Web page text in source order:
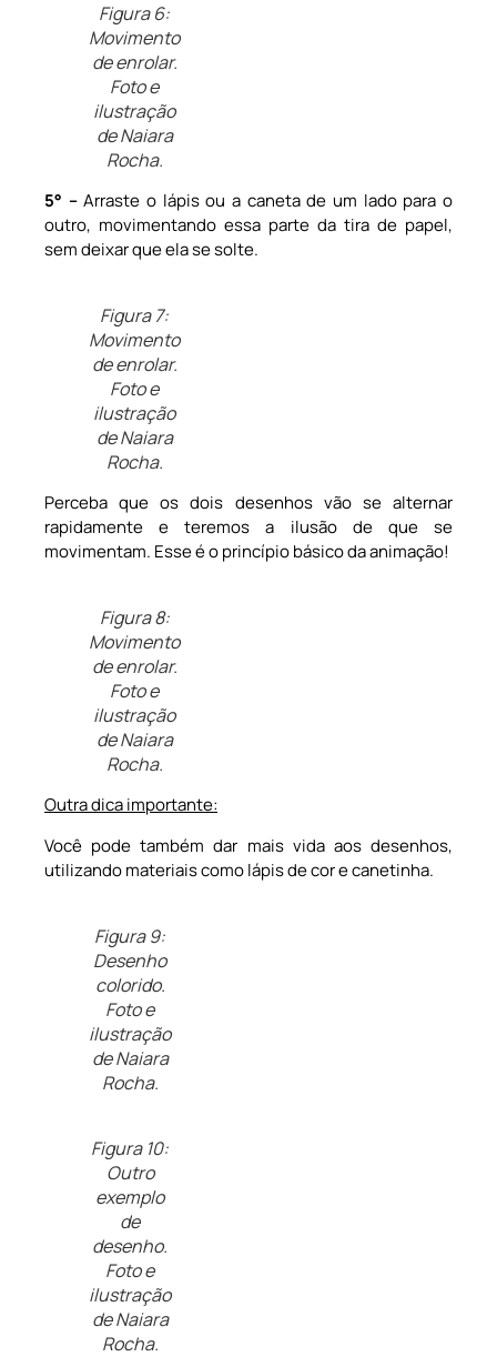
Figura 6:
Movimento
de enrolar.
Foto e
ilustração
de Naiara
Rocha.
5° –Arraste o lápis ou a caneta de um lado para o
outro, movimentando essa parte da tira de papel,
sem deixar que ela se solte.
Figura 7:
Movimento
de enrolar.
Foto e
ilustração
de Naiara
Rocha.
Perceba que os dois desenhos vão se alternar
rapidamente e teremos a ilusão de que se
movimentam. Esse é o princípio básico da animação!
Figura 8:
Movimento
de enrolar.
Foto e
ilustração
de Naiara
Rocha.
Outra dicaimportante:
Você pode também dar mais vida aos desenhos,
utilizando materiais como lápis de cor e canetinha.
Figura 9:
Desenho
colorido.
Foto e
ilustração
de Naiara
Rocha.
Figura 10:
Outro
exemplo
de
desenho.
Foto e
ilustração
de Naiara
Rocha.